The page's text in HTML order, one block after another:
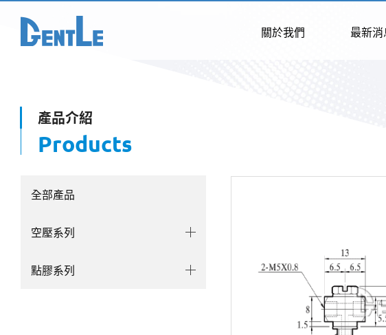
關於我們 最新消
產品介紹
Products
全部產品
空壓系列
點膠系列